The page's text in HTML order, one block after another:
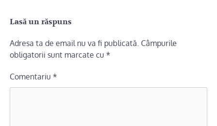
Lasă un răspuns
Adresa ta de email nu va fi publicată. Câmpurile
obligatorii sunt marcate cu *
Comentariu *